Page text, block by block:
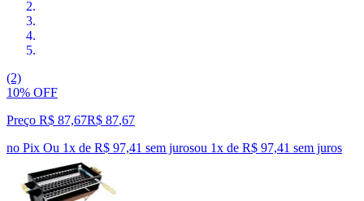
(2)
10% OFF
Preço R$ 87,67R$ 87,67
no Pix Ou 1x de R$ 97,41 sem jurosou 1x de R$ 97,41 sem juros